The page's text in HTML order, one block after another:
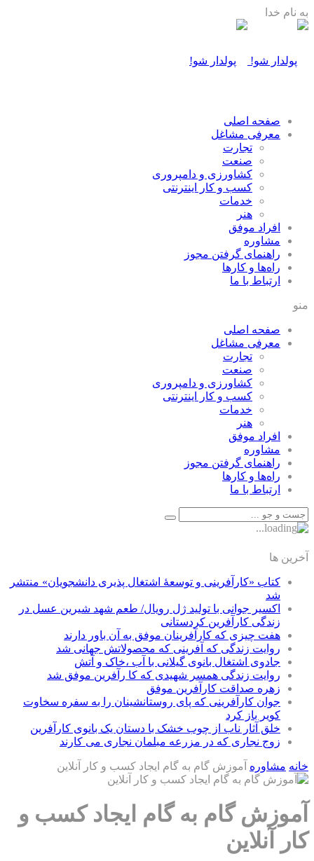
به نام خدا
صفحه اصلی
معرفی مشاغل
تجارت
صنعت
كشاورزی و دامپروری
كسب و كار اينترنتی
خدمات
هنر
افراد موفق
مشاوره
راهنمای گرفتن مجوز
راه‌ها و كارها
ارتباط با ما
منو
صفحه اصلی
معرفی مشاغل
تجارت
صنعت
كشاورزی و دامپروری
كسب و كار اينترنتی
خدمات
هنر
افراد موفق
مشاوره
راهنمای گرفتن مجوز
راه‌ها و كارها
ارتباط با ما
آخرین ها
کتاب «کارآفرینی و توسعۀ اشتغال پذیری دانشجویان» منتشر
شد
اکسیر جوانی با تولید ژل رویال/ طعم شهد شیرین عسل‌ در
زندگی کارآفرین کردستانی
هفت چیزی که کارآفرینان موفق به آن باور دارند
روایت زندگی که آفرینی که محصولاتش جهانی شد
جادوی اشتغال بانوی گیلانی با آب ،خاک و آتش
روایت زندگی همسر شهیدی که کا رآفرین موفق شد
زهره صداقت کارآفرین موفق
جوان کارآفرینی که پای روستانشینان را به سفره سخاوت
کویر باز کرد
خلق آثار ناب از چوب خشک با دستان یک بانوی کارآفرین
زوج نجاری که در مزرعه مبلمان نجاری می کارند
خانه مشاوره آموزش گام به گام ایجاد کسب و کار آنلاین
آموزش گام به گام ایجاد کسب و
کار آنلاین